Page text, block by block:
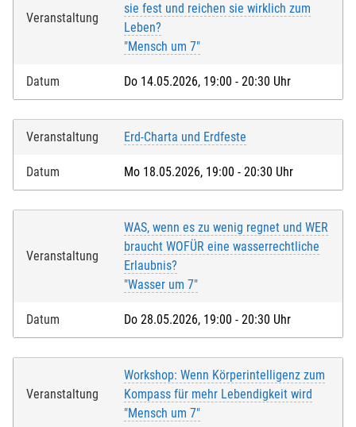
Veranstaltung
sie fest und reichen sie wirklich zum
Leben?
"Mensch um 7"
Datum Do 14.05.2026, 19:00 - 20:30 Uhr
Veranstaltung Erd-Charta und Erdfeste
Datum Mo 18.05.2026, 19:00 - 20:30 Uhr
Veranstaltung
WAS, wenn es zu wenig regnet und WER
braucht WOFÜR eine wasserrechtliche
Erlaubnis?
"Wasser um 7"
Datum Do 28.05.2026, 19:00 - 20:30 Uhr
Veranstaltung
Workshop: Wenn Körperintelligenz zum
Kompass für mehr Lebendigkeit wird
"Mensch um 7"